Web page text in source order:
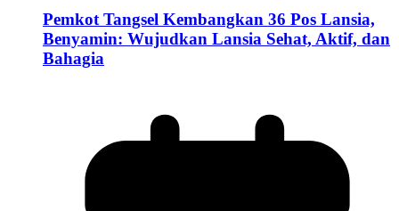
Pemkot Tangsel Kembangkan 36 Pos Lansia,
Benyamin: Wujudkan Lansia Sehat, Aktif, dan
Bahagia